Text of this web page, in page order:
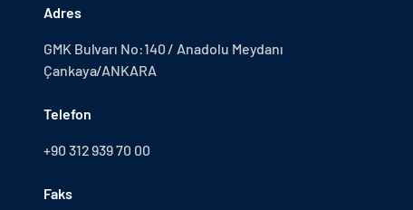
Adres
GMK Bulvarı No:140 / Anadolu Meydanı
Çankaya/ANKARA
Telefon
+90 312 939 70 00
Faks